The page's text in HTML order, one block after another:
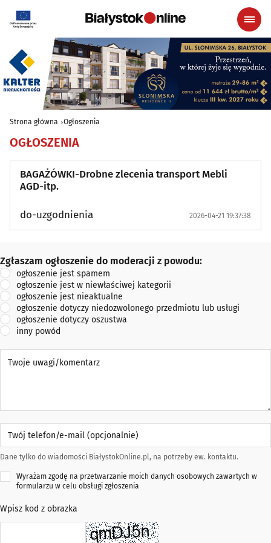
Strona główna Ogłoszenia
OGŁOSZENIA
BAGAŻÓWKI-Drobne zlecenia transport Mebli
AGD-itp.
do-uzgodnienia 2026-04-21 19:37:38
Zgłaszam ogłoszenie do moderacji z powodu:
Zgłaszam ogłoszenie do moderacji z powodu:
ogłoszenie jest spamem
ogłoszenie jest w niewłaściwej kategorii
ogłoszenie jest nieaktualne
ogłoszenie dotyczy niedozwolonego przedmiotu lub usługi
ogłoszenie dotyczy oszustwa
inny powód
Twój telefon/e-mail (opcjonalnie)
Dane tylko do wiadomości BiałystokOnline.pl, na potrzeby ew. kontaktu.
Wyrażam zgodę na przetwarzanie moich danych osobowych zawartych w
formularzu w celu obsługi zgłoszenia
Wpisz kod z obrazka